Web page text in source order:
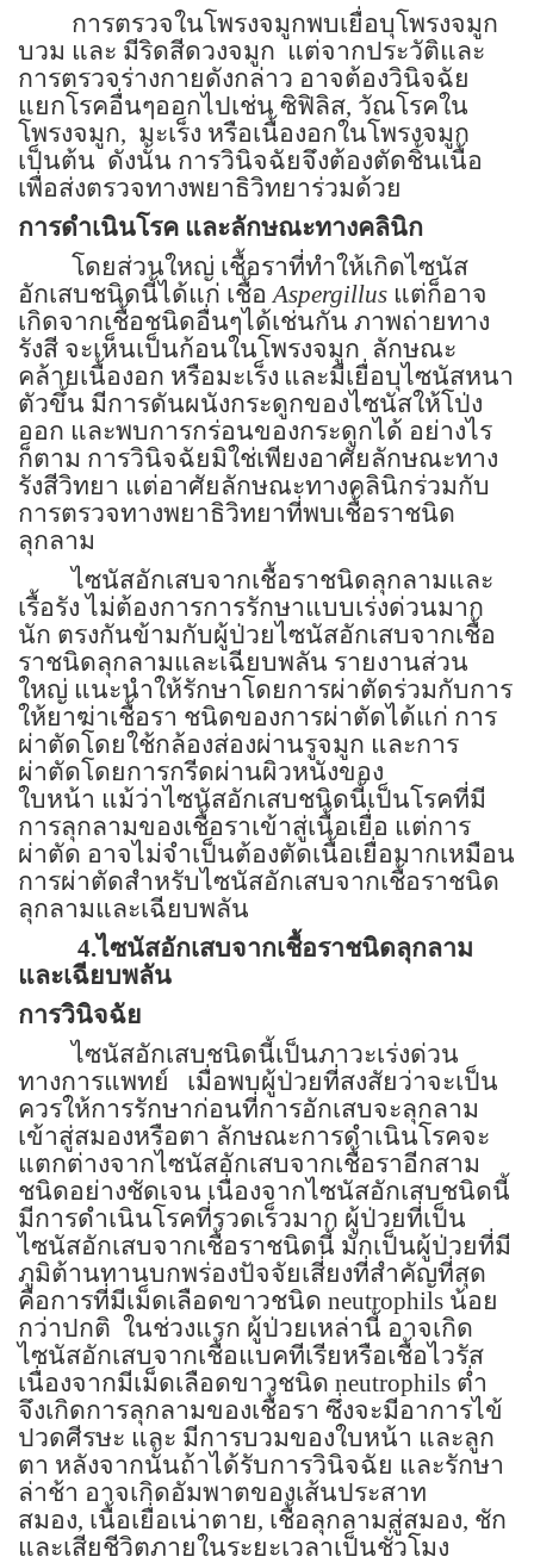
การตรวจในโพรงจมูกพบเยื่อบุโพรงจมูก
บวม และ มีริดสีดวงจมูก แต่จากประวัติและ
การตรวจร่างกายดังกล่าว อาจต้องวินิจฉัย
แยกโรคอื่นๆออกไปเช่น ซิฟิลิส, วัณโรคใน
โพรงจมูก, มะเร็ง หรือเนื้องอกในโพรงจมูก
เป็นต้น ดังนั้น การวินิจฉัยจึงต้องตัดชิ้นเนื้อ
เพื่อส่งตรวจทางพยาธิวิทยาร่วมด้วย
การดำเนินโรค และลักษณะทางคลินิก
โดยส่วนใหญ่ เชื้อราที่ทำให้เกิดไซนัส
อักเสบชนิดนี้ได้แก่ เชื้อAspergillus แต่ก็อาจ
เกิดจากเชื้อชนิดอื่นๆได้เช่นกัน ภาพถ่ายทาง
รังสี จะเห็นเป็นก้อนในโพรงจมูก ลักษณะ
คล้ายเนื้องอก หรือมะเร็ง และมีเยื่อบุไซนัสหนา
ตัวขึ้น มีการดันผนังกระดูกของไซนัสให้โป่ง
ออก และพบการกร่อนของกระดูกได้ อย่างไร
ก็ตาม การวินิจฉัยมิใช่เพียงอาศัยลักษณะทาง
รังสีวิทยา แต่อาศัยลักษณะทางคลินิกร่วมกับ
การตรวจทางพยาธิวิทยาที่พบเชื้อราชนิด
ลุกลาม
ไซนัสอักเสบจากเชื้อราชนิดลุกลามและ
เรื้อรัง ไม่ต้องการการรักษาแบบเร่งด่วนมาก
นัก ตรงกันข้ามกับผู้ป่วยไซนัสอักเสบจากเชื้อ
ราชนิดลุกลามและเฉียบพลัน รายงานส่วน
ใหญ่ แนะนำให้รักษาโดยการผ่าตัดร่วมกับการ
ให้ยาฆ่าเชื้อรา ชนิดของการผ่าตัดได้แก่ การ
ผ่าตัดโดยใช้กล้องส่องผ่านรูจมูก และการ
ผ่าตัดโดยการกรีดผ่านผิวหนังของ
ใบหน้า แม้ว่าไซนัสอักเสบชนิดนี้เป็นโรคที่มี
การลุกลามของเชื้อราเข้าสู่เนื้อเยื่อ แต่การ
ผ่าตัด อาจไม่จำเป็นต้องตัดเนื้อเยื่อมากเหมือน
การผ่าตัดสำหรับไซนัสอักเสบจากเชื้อราชนิด
ลุกลามและเฉียบพลัน
4.ไซนัสอักเสบจากเชื้อราชนิดลุกลาม
และเฉียบพลัน
การวินิจฉัย
ไซนัสอักเสบชนิดนี้เป็นภาวะเร่งด่วน
ทางการแพทย์
เมื่อพบผู้ป่วยที่สงสัยว่าจะเป็น
ควรให้การรักษาก่อนที่การอักเสบจะลุกลาม
เข้าสู่สมองหรือตา ลักษณะการดำเนินโรคจะ
แตกต่างจากไซนัสอักเสบจากเชื้อราอีกสาม
ชนิดอย่างชัดเจน เนื่องจากไซนัสอักเสบชนิดนี้
มีการดำเนินโรคที่รวดเร็วมาก ผู้ป่วยที่เป็น
ไซนัสอักเสบจากเชื้อราชนิดนี้ มักเป็นผู้ป่วยที่มี
ภูมิต้านทานบกพร่องปัจจัยเสี่ยงที่สำคัญที่สุด
คือการที่มีเม็ดเลือดขาวชนิด neutrophils น้อย
กว่าปกติ ในช่วงแรก ผู้ป่วยเหล่านี้ อาจเกิด
ไซนัสอักเสบจากเชื้อแบคทีเรียหรือเชื้อไวรัส
เนื่องจากมีเม็ดเลือดขาวชนิด neutrophils ต่ำ
จึงเกิดการลุกลามของเชื้อรา ซึ่งจะมีอาการไข้
ปวดศีรษะ และ มีการบวมของใบหน้า และลูก
ตา หลังจากนั้นถ้าได้รับการวินิจฉัย และรักษา
ล่าช้า อาจเกิดอัมพาตของเส้นประสาท
สมอง, เนื้อเยื่อเน่าตาย, เชื้อลุกลามสู่สมอง, ชัก
และเสียชีวิตภายในระยะเวลาเป็นชั่วโมง